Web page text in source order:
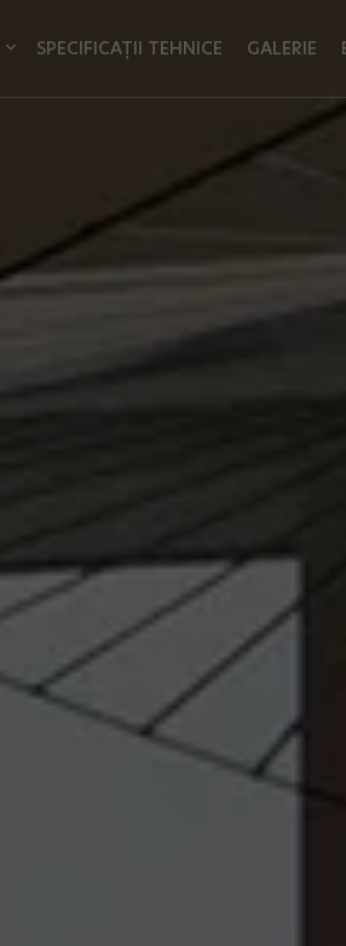
SPECIFICAȚII TEHNICE GALERIE